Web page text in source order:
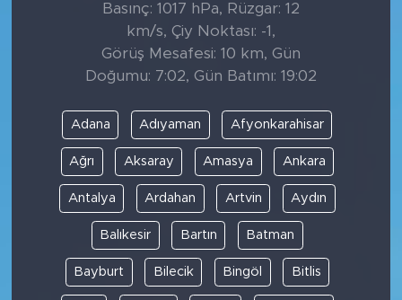
Basınç: 1017 hPa, Rüzgar: 12
km/s, Çiy Noktası: -1,
Görüş Mesafesi: 10 km, Gün
Doğumu: 7:02, Gün Batımı: 19:02
Adana Adıyaman Afyonkarahisar
Ağrı Aksaray Amasya Ankara
Antalya Ardahan Artvin Aydın
Balıkesir Bartın Batman
Bayburt Bilecik Bingöl Bitlis